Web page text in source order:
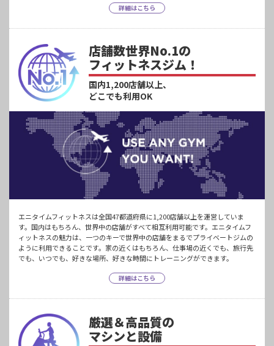
詳細はこちら
店舗数世界No.1の
フィットネスジム！
国内1,200店舗以上、
どこでも利用OK
エニタイムフィットネスは全国47都道府県に1,200店舗以上を運営していま
す。国内はもちろん、世界中の店舗がすべて相互利用可能です。エニタイムフ
ィットネスの魅力は、一つのキーで世界中の店舗をまるでプライベートジムの
ように利用できることです。家の近くはもちろん、仕事場の近くでも、旅行先
でも、いつでも、好きな場所、好きな時間にトレーニングができます。
詳細はこちら
厳選＆高品質の
マシンと設備